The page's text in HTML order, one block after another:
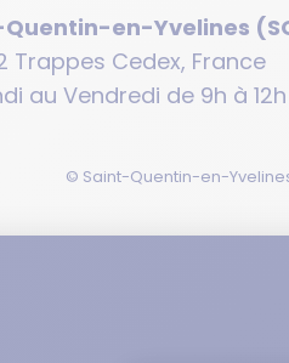
en-Yvelines
Trappes Cedex, France
au Vendredi de 9h à
© Saint-Quentin-en-